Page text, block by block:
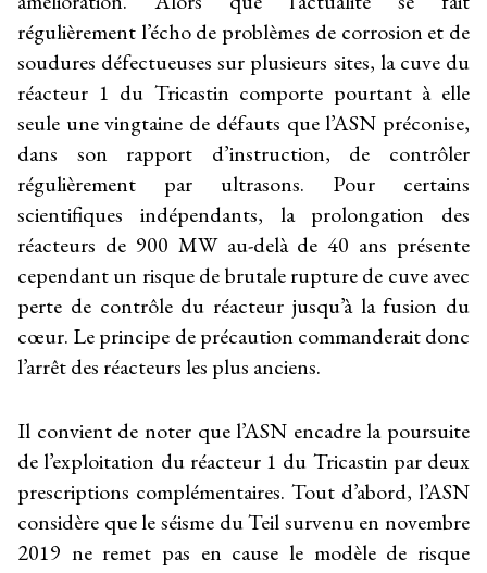
régulièrement l’écho de problèmes de corrosion et de
soudures défectueuses sur plusieurs sites, la cuve du
réacteur 1 du Tricastin comporte pourtant à elle
seule une vingtaine de défauts que l’ASN préconise,
dans son rapport d’instruction, de contrôler
régulièrement par ultrasons. Pour certains
scientifiques indépendants, la prolongation des
réacteurs de 900 MW au-delà de 40 ans présente
cependant un risque de brutale rupture de cuve avec
perte de contrôle du réacteur jusqu’à la fusion du
cœur. Le principe de précaution commanderait donc
l’arrêt des réacteurs les plus anciens.
Il convient de noter que l’ASN encadre la poursuite
de l’exploitation du réacteur 1 du Tricastin par deux
prescriptions complémentaires. Tout d’abord, l’ASN
considère que le séisme du Teil survenu en novembre
2019 ne remet pas en cause le modèle de risque